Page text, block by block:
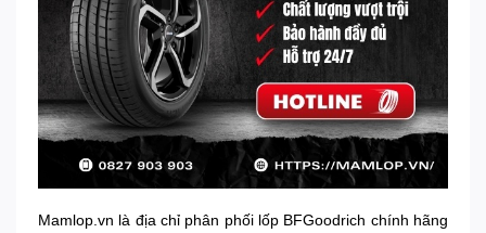
Mamlop.vn là địa chỉ phân phối lốp BFGoodrich chính hãng